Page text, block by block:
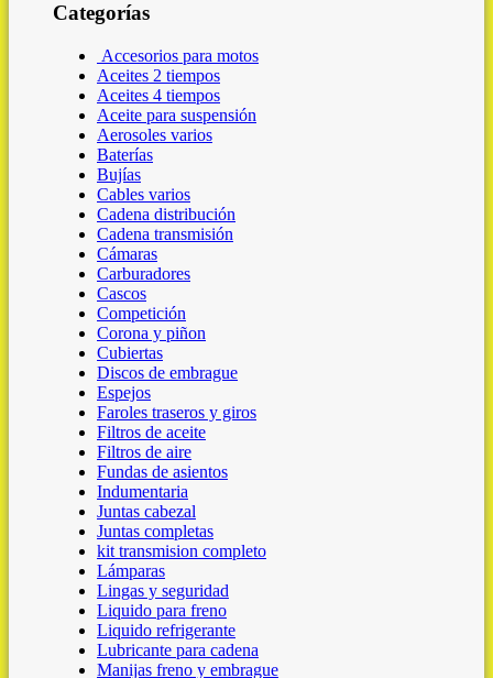
Categorías
Accesorios para motos
Aceites 2 tiempos
Aceites 4 tiempos
Aceite para suspensión
Aerosoles varios
Baterías
Bujías
Cables varios
Cadena distribución
Cadena transmisión
Cámaras
Carburadores
Cascos
Competición
Corona y piñon
Cubiertas
Discos de embrague
Espejos
Faroles traseros y giros
Filtros de aceite
Filtros de aire
Fundas de asientos
Indumentaria
Juntas cabezal
Juntas completas
kit transmision completo
Lámparas
Lingas y seguridad
Liquido para freno
Liquido refrigerante
Lubricante para cadena
Manijas freno y embrague